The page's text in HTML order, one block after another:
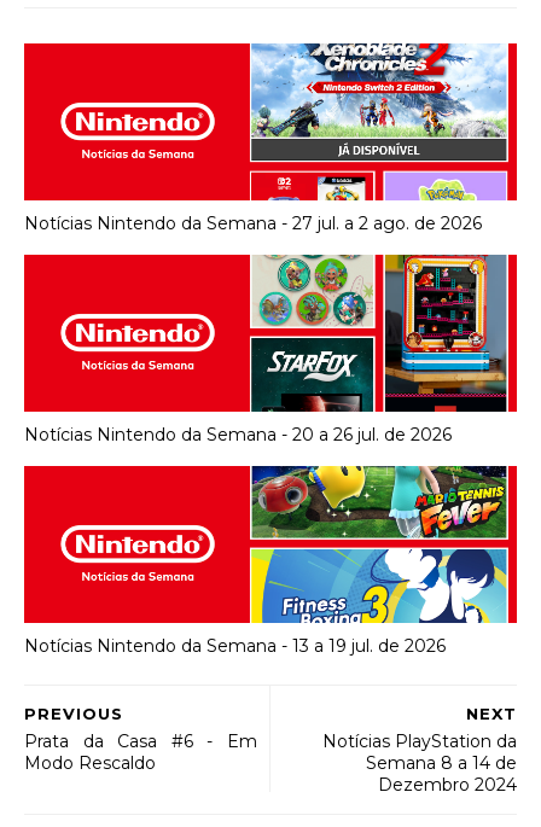
Notícias Nintendo da Semana - 27 jul. a 2 ago. de 2026
Notícias Nintendo da Semana - 20 a 26 jul. de 2026
Notícias Nintendo da Semana - 13 a 19 jul. de 2026
NEXT
Notícias PlayStation da
Semana 8 a 14 de
Dezembro 2024
PREVIOUS
Prata da Casa #6 - Em
Modo Rescaldo